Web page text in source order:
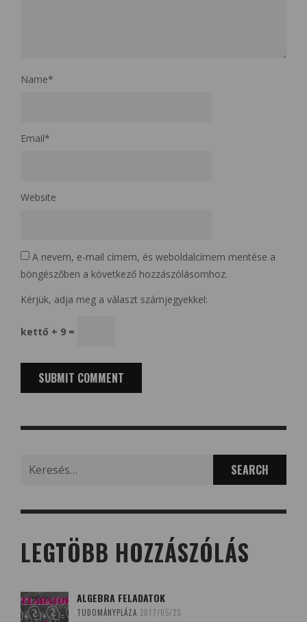
Name*
Email*
Website
A nevem, e-mail címem, és weboldalcímem mentése a
böngészőben a következő hozzászólásomhoz.
Kérjük, adja meg a választ számjegyekkel:
kettő + 9 =
LEGTÖBB HOZZÁSZÓLÁS
ALGEBRA FELADATOK
TUDOMÁNYPLÁZA 2017/05/23